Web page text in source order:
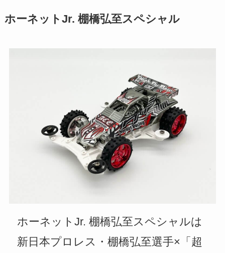
ホーネットJr. 棚橋弘至スペシャル
ホーネットJr. 棚橋弘至スペシャルは
新日本プロレス・棚橋弘至選手×「超